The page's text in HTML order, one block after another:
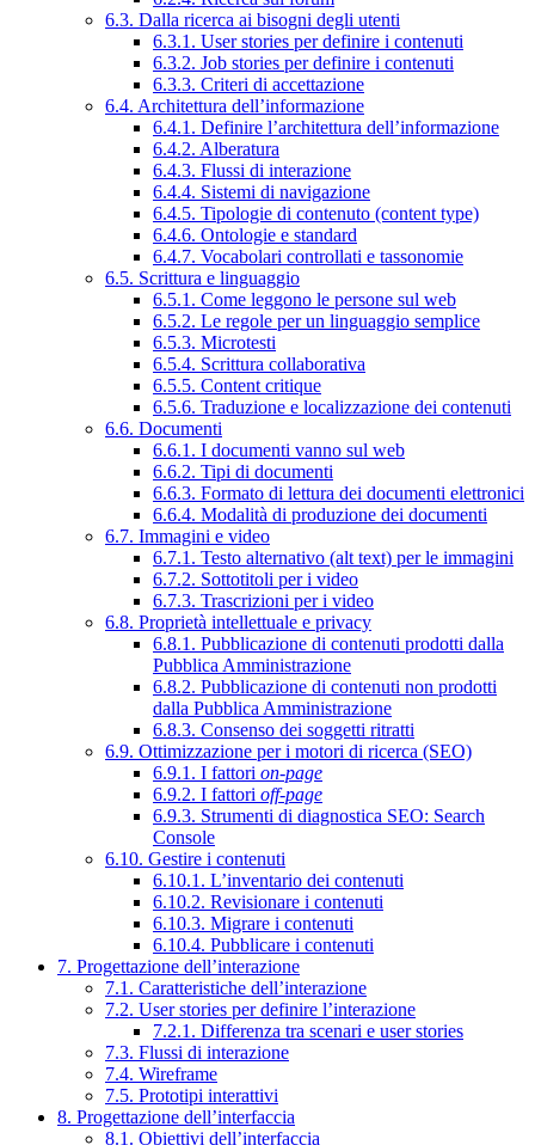
6.3. Dalla ricerca ai bisogni degli utenti
6.3.1. User stories per definire i contenuti
6.3.2. Job stories per definire i contenuti
6.3.3. Criteri di accettazione
6.4. Architettura dell’informazione
6.4.1. Definire l’architettura dell’informazione
6.4.2. Alberatura
6.4.3. Flussi di interazione
6.4.4. Sistemi di navigazione
6.4.5. Tipologie di contenuto (content type)
6.4.6. Ontologie e standard
6.4.7. Vocabolari controllati e tassonomie
6.5. Scrittura e linguaggio
6.5.1. Come leggono le persone sul web
6.5.2. Le regole per un linguaggio semplice
6.5.3. Microtesti
6.5.4. Scrittura collaborativa
6.5.5. Content critique
6.5.6. Traduzione e localizzazione dei contenuti
6.6. Documenti
6.6.1. I documenti vanno sul web
6.6.2. Tipi di documenti
6.6.3. Formato di lettura dei documenti elettronici
6.6.4. Modalità di produzione dei documenti
6.7. Immagini e video
6.7.1. Testo alternativo (alt text) per le immagini
6.7.2. Sottotitoli per i video
6.7.3. Trascrizioni per i video
6.8. Proprietà intellettuale e privacy
6.8.1. Pubblicazione di contenuti prodotti dalla
Pubblica Amministrazione
6.8.2. Pubblicazione di contenuti non prodotti
dalla Pubblica Amministrazione
6.8.3. Consenso dei soggetti ritratti
6.9. Ottimizzazione per i motori di ricerca (SEO)
6.9.1. I fattori on-page
6.9.2. I fattori off-page
6.9.3. Strumenti di diagnostica SEO: Search
Console
6.10. Gestire i contenuti
6.10.1. L’inventario dei contenuti
6.10.2. Revisionare i contenuti
6.10.3. Migrare i contenuti
6.10.4. Pubblicare i contenuti
7. Progettazione dell’interazione
7.1. Caratteristiche dell’interazione
7.2. User stories per definire l’interazione
7.2.1. Differenza tra scenari e user stories
7.3. Flussi di interazione
7.4. Wireframe
7.5. Prototipi interattivi
8. Progettazione dell’interfaccia
8.1. Obiettivi dell’interfaccia